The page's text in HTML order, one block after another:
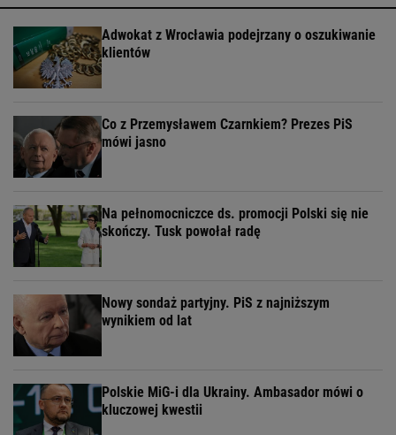
Adwokat z Wrocławia podejrzany o oszukiwanie
klientów
Co z Przemysławem Czarnkiem? Prezes PiS
mówi jasno
Na pełnomocniczce ds. promocji Polski się nie
skończy. Tusk powołał radę
Nowy sondaż partyjny. PiS z najniższym
wynikiem od lat
Polskie MiG-i dla Ukrainy. Ambasador mówi o
kluczowej kwestii